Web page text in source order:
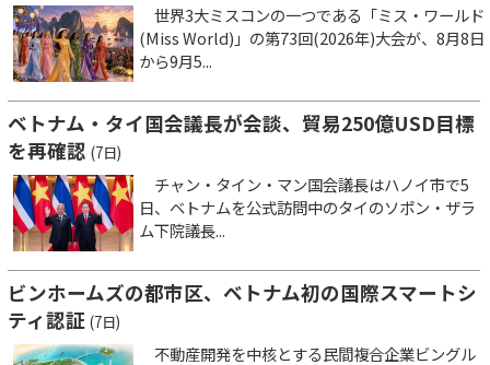
世界3大ミスコンの一つである「ミス・ワールド
(Miss World)」の第73回(2026年)大会が、8月8日
から9月5...
ベトナム・タイ国会議長が会談、貿易250億USD目標
を再確認 (7日)
チャン・タイン・マン国会議長はハノイ市で5
日、ベトナムを公式訪問中のタイのソポン・ザラ
ム下院議長...
ビンホームズの都市区、ベトナム初の国際スマートシ
ティ認証 (7日)
不動産開発を中核とする民間複合企業ビングル